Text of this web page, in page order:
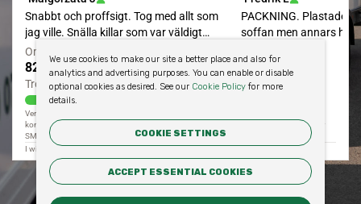
We use cookies to make our site a better place and also for
analytics and advertising purposes. You can enable or disable
optional cookies as desired. See our Cookie Policyfor more
details.
COOKIE SETTINGS
ACCEPT ESSENTIAL COOKIES